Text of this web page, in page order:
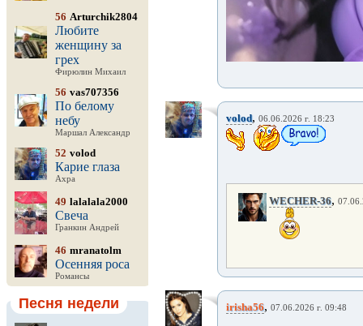
56 Arturchik2804
Любите
женщину за
грех
Фирюлин Михаил
56 vas707356
По белому
небу
Маршал Александр
52 volod
Карие глаза
Ахра
49 lalalala2000
Свеча
Гранкин Андрей
46 mranatolm
Осенняя роса
Романсы
Песня недели
volod, 06.06.2026 г. 18:23
WECHER-36,
irisha56, 07.06.2026 г. 09:48